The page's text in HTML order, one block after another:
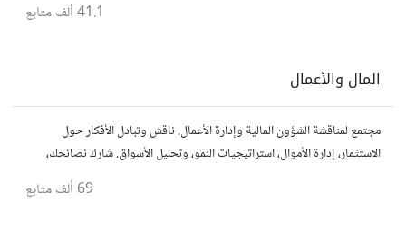
41.1 ألف متابع
المال والأعمال
مجتمع لمناقشة الشؤون المالية وإدارة الأعمال. ناقش وتبادل الأفكار حول
الاستثمار، إدارة الأموال، استراتيجيات النمو، وتحليل الأسواق. شارك نصائحك،
69 ألف متابع